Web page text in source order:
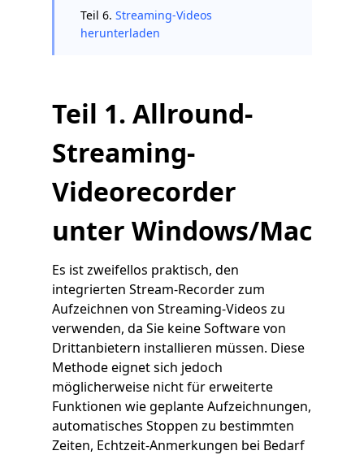
Teil 6. Streaming-Videos
herunterladen
Teil 1. Allround-
Streaming-
Videorecorder
unter Windows/Mac
Es ist zweifellos praktisch, den
integrierten Stream-Recorder zum
Aufzeichnen von Streaming-Videos zu
verwenden, da Sie keine Software von
Drittanbietern installieren müssen. Diese
Methode eignet sich jedoch
möglicherweise nicht für erweiterte
Funktionen wie geplante Aufzeichnungen,
automatisches Stoppen zu bestimmten
Zeiten, Echtzeit-Anmerkungen bei Bedarf